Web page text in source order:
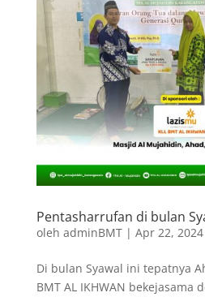
Pentasharrufan di bulan
oleh adminBMT| Apr 22, 2024
Di bulan Syawal ini tepatnya
BMT AL IKHWAN bekejasama